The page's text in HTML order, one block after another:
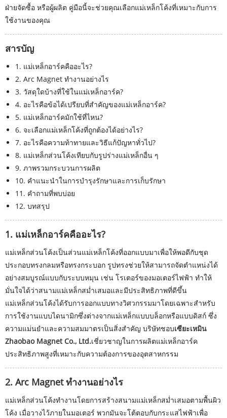
ฝ่ายจัดซื้อ หรือผู้ผลิต คู่มือนี้จะช่วยคุณเลือกแม่เหล็กโค้งที่เหมาะกับการ
ใช้งานของคุณ
สารบัญ
1. แม่เหล็กอาร์คคืออะไร?
2. Arc Magnet ทำงานอย่างไร
3. วัสดุใดบ้างที่ใช้ในแม่เหล็กอาร์ค?
4. อะไรคือข้อได้เปรียบที่สำคัญของแม่เหล็กอาร์ค?
5. แม่เหล็กอาร์คมักใช้ที่ไหน?
6. จะเลือกแม่เหล็กโค้งที่ถูกต้องได้อย่างไร?
7. อะไรคือความท้าทายและวิธีแก้ปัญหาทั่วไป?
8. แม่เหล็กส่วนโค้งเทียบกับรูปร่างแม่เหล็กอื่น ๆ
9. ภาพรวมกระบวนการผลิต
10. คำแนะนำในการบำรุงรักษาและการเก็บรักษา
11. คำถามที่พบบ่อย
12. บทสรุป
1. แม่เหล็กอาร์คคืออะไร?
แม่เหล็กส่วนโค้งเป็นส่วนแม่เหล็กโค้งที่ออกแบบมาเพื่อให้พอดีกับชุด
ประกอบทรงกลมหรือทรงกระบอก รูปทรงช่วยให้สามารถจัดตำแหน่งได้
อย่างสมบูรณ์แบบกับระบบหมุน เช่น โรเตอร์ของมอเตอร์ไฟฟ้า ทำให้
มั่นใจได้ว่าสนามแม่เหล็กสม่ำเสมอและมีประสิทธิภาพที่ดีขึ้น
แม่เหล็กส่วนโค้งได้รับการออกแบบทางวิศวกรรมมาโดยเฉพาะสำหรับ
การใช้งานแบบไดนามิกซึ่งต่างจากแม่เหล็กแบบบล็อกหรือแบบดิสก์ ซึ่ง
ความแม่นยำและความสมมาตรเป็นสิ่งสำคัญ บริษัทชอบเซียะเหมิน
Zhaobao Magnet Co., Ltd.เชี่ยวชาญในการผลิตแม่เหล็กอาร์ค
ประสิทธิภาพสูงที่เหมาะกับความต้องการของอุตสาหกรรม
2. Arc Magnet ทำงานอย่างไร
แม่เหล็กส่วนโค้งทำงานโดยการสร้างสนามแม่เหล็กสม่ำเสมอตามพื้นผิว
โค้ง เมื่อวางไว้ภายในมอเตอร์ พวกมันจะโต้ตอบกับกระแสไฟฟ้าเพื่อ